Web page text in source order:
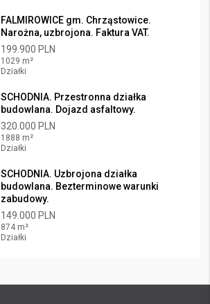
FALMIROWICE gm. Chrząstowice.
Narożna, uzbrojona. Faktura VAT.
199.900 PLN
1029 m²
Działki
SCHODNIA. Przestronna działka
budowlana. Dojazd asfaltowy.
320.000 PLN
1888 m²
Działki
SCHODNIA. Uzbrojona działka
budowlana. Bezterminowe warunki
zabudowy.
149.000 PLN
874 m²
Działki